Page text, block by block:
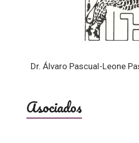
Dr. Álvaro Pascual-Leone
Asociados